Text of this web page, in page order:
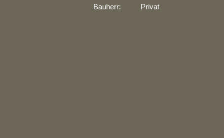
Bauherr: Privat